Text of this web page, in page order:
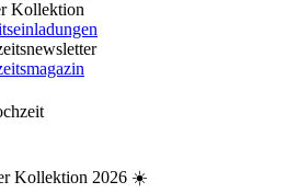
Kollektion
Kollektion 2026 ☀️